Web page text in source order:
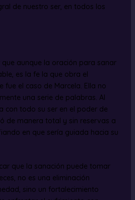
de nuestro ser, en todos los
aunque la oración para sanar
es la fe la que obra el
fue el caso de Marcela. Ella no
una serie de palabras. Al
con todo su ser en el poder de
de manera total y sin reservas a
en que sería guiada hacia su
que la sanación puede tomar
no es una eliminación
sino un fortalecimiento